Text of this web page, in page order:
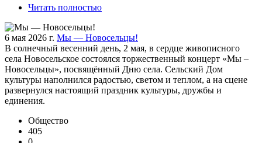
Читать полностью
6 мая 2026 г. Мы — Новосельцы!
В солнечный весенний день, 2 мая, в сердце живописного
села Новосельское состоялся торжественный концерт «Мы –
Новосельцы», посвящённый Дню села. Сельский Дом
культуры наполнился радостью, светом и теплом, а на сцене
развернулся настоящий праздник культуры, дружбы и
единения.
Общество
405